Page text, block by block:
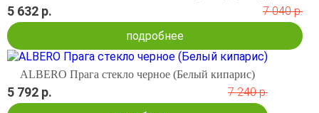
5 632 р.
7 040 р.
подробнее
ALBERO Прага стекло черное (Белый кипарис)
5 792 р.
7 240 р.